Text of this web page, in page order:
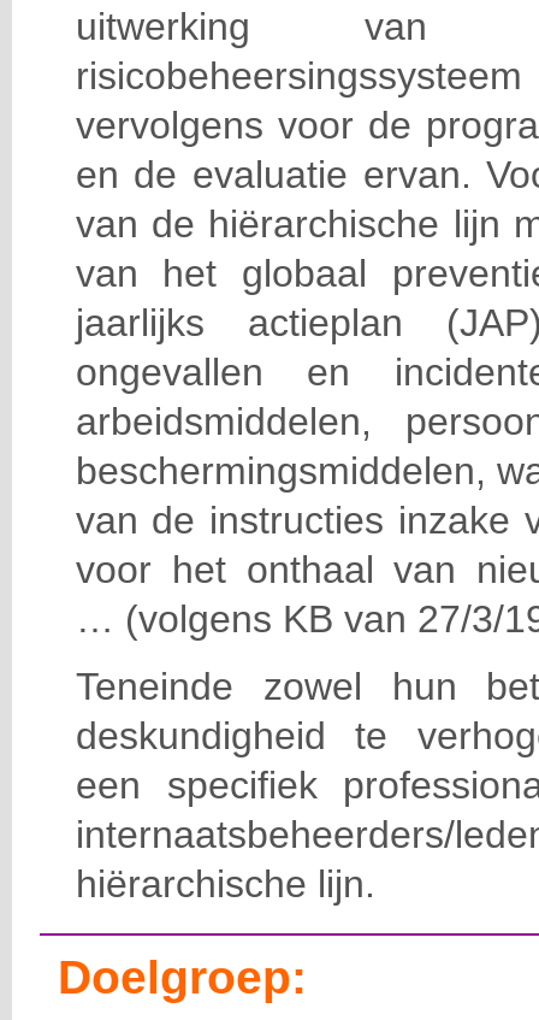
uitwerking van
vervolgens voor de
en de evaluatie ervan.
van de hiërarchische lijn
van het globaal
jaarlijks actieplan
ongevallen en
arbeidsmiddelen,
beschermingsmiddelen,
van de instructies inzake
voor het onthaal van
… (volgens KB van 27/3/
Teneinde zowel hun
deskundigheid te
een specifiek
hiërarchische lijn.
Doelgroep: